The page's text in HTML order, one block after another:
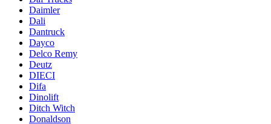
Daimler
Dali
Dantruck
Dayco
Delco Remy
Deutz
DIECI
Difa
Dinolift
Ditch Witch
Donaldson